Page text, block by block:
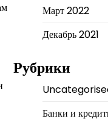
Март 2022
Декабрь 2021
Рубрики
Банки и